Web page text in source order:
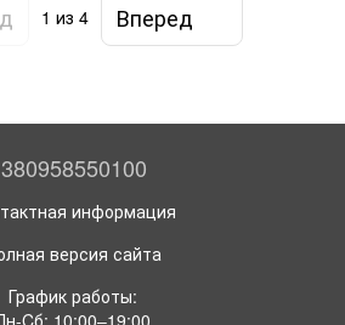
1 из 4 Вперед
информация
версия сайта
График работы:
Cб: 10:00–19:00